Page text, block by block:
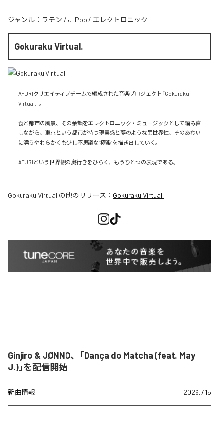
ジャンル： ラテン / J-Pop / エレクトロニック
Gokuraku Virtual.
AFURIクリエイティブチームで編成された音楽プロジェクト「Gokuraku
Virtual.」。
食と都市の風景、その余韻をエレクトロニック・ミュージックとして編み直
しながら、東京という都市が持つ現実感と夢のような異世界性、そのあわい
に漂うやわらかくも少し不思議な“極楽”を描き出していく。
AFURIという世界観の奥行きをひらく、もうひとつの表現である。
Gokuraku Virtual.の他のリリース： Gokuraku Virtual.
Ginjiro & JØNNO、「Dança do Matcha (feat. May
J.)」を配信開始
新曲情報 2026.7.15